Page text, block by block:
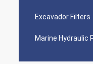
Excavador Filters
Marine Hydraulic